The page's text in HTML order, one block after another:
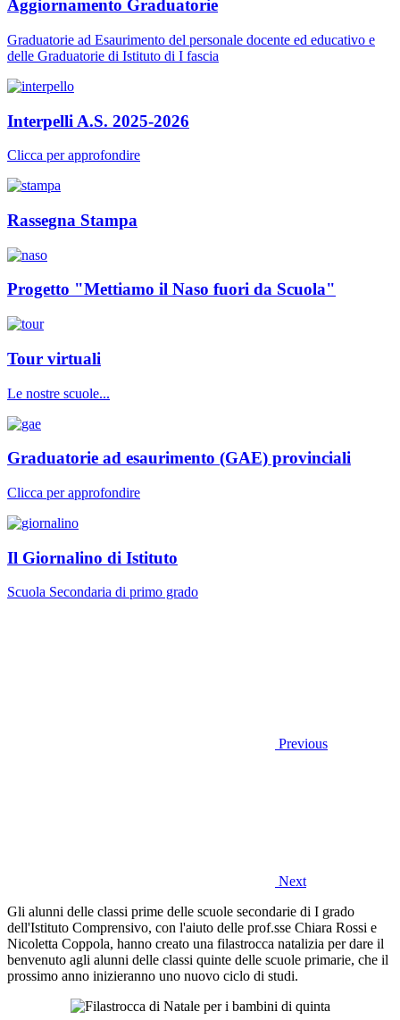
Aggiornamento Graduatorie
Graduatorie ad Esaurimento del personale docente ed educativo e
delle Graduatorie di Istituto di I fascia
Interpelli A.S. 2025-2026
Clicca per approfondire
Rassegna Stampa
Progetto "Mettiamo il Naso fuori da Scuola"
Tour virtuali
Le nostre scuole...
Graduatorie ad esaurimento (GAE) provinciali
Clicca per approfondire
Il Giornalino di Istituto
Scuola Secondaria di primo grado
Previous
Next
Gli alunni delle classi prime delle scuole secondarie di I grado
dell'Istituto Comprensivo, con l'aiuto delle prof.sse Chiara Rossi e
Nicoletta Coppola, hanno creato una filastrocca natalizia per dare il
benvenuto agli alunni delle classi quinte delle scuole primarie, che il
prossimo anno inizieranno uno nuovo ciclo di studi.